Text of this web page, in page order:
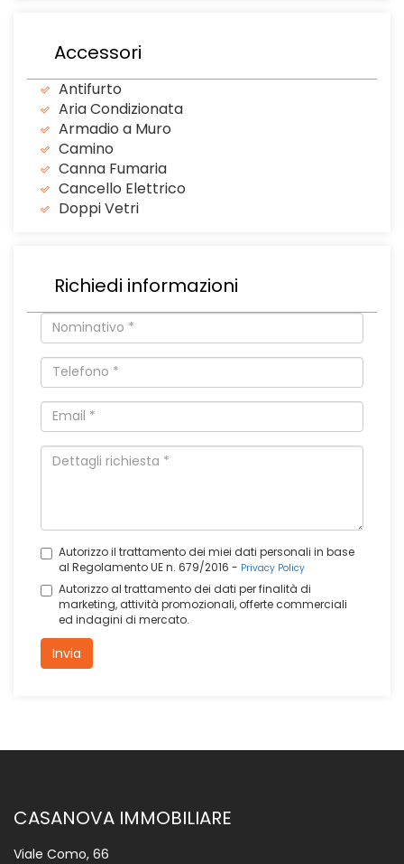
Accessori
Antifurto
Aria Condizionata
Armadio a Muro
Camino
Canna Fumaria
Cancello Elettrico
Doppi Vetri
Richiedi informazioni
Autorizzo il trattamento dei miei dati personali in base
al Regolamento UE n. 679/2016 - Privacy Policy
Autorizzo al trattamento dei dati per finalità di
marketing, attività promozionali, offerte commerciali
ed indagini di mercato.
Invia
CASANOVA IMMOBILIARE
Viale Como, 66